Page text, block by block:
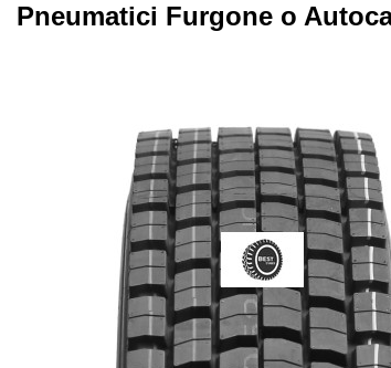
Pneumatici Furgone o